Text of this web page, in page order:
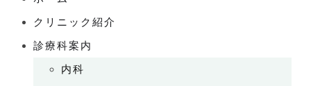
クリニック紹介
診療科案内
内科